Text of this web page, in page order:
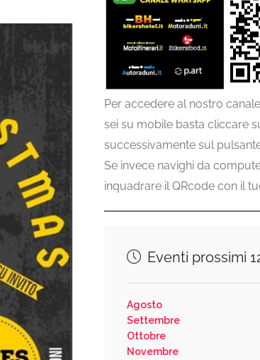
Per accedere al nostro
sei su mobile basta cliccare
successivamente sul pulsante
Se invece navighi da
inquadrare il QRcode con il
Eventi prossimi
Agosto
Settembre
Ottobre
Novembre